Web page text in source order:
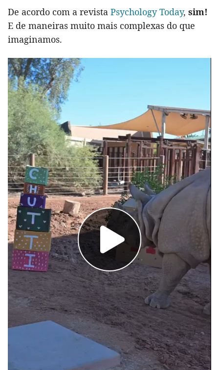
De acordo com a revista Psychology Today, sim!
E de maneiras muito mais complexas do que
imaginamos.